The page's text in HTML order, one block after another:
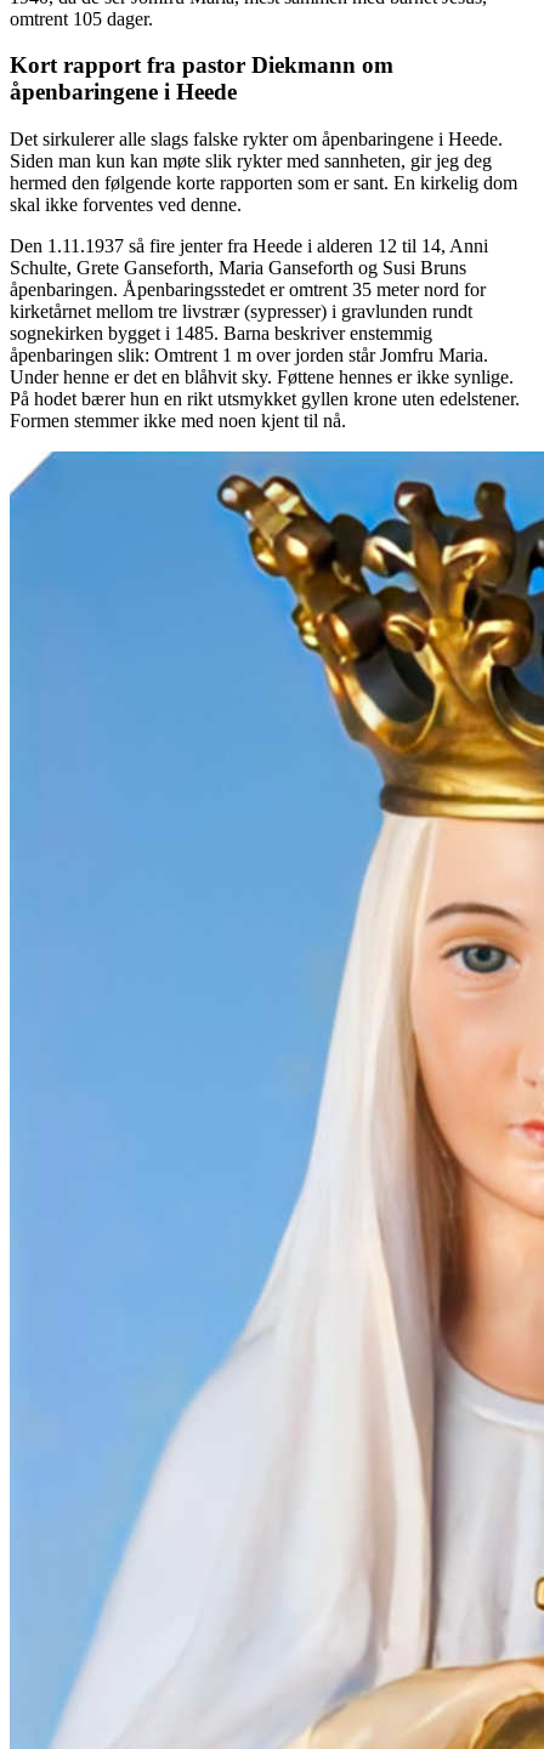
omtrent 105 dager.
Kort rapport fra pastor Diekmann om
åpenbaringene i Heede
Det sirkulerer alle slags falske rykter om åpenbaringene i Heede.
Siden man kun kan møte slik rykter med sannheten, gir jeg deg
hermed den følgende korte rapporten som er sant. En kirkelig dom
skal ikke forventes ved denne.
Den 1.11.1937 så fire jenter fra Heede i alderen 12 til 14, Anni
Schulte, Grete Ganseforth, Maria Ganseforth og Susi Bruns
åpenbaringen. Åpenbaringsstedet er omtrent 35 meter nord for
kirketårnet mellom tre livstrær (sypresser) i gravlunden rundt
sognekirken bygget i 1485. Barna beskriver enstemmig
åpenbaringen slik: Omtrent 1 m over jorden står Jomfru Maria.
Under henne er det en blåhvit sky. Føttene hennes er ikke synlige.
På hodet bærer hun en rikt utsmykket gyllen krone uten edelstener.
Formen stemmer ikke med noen kjent til nå.